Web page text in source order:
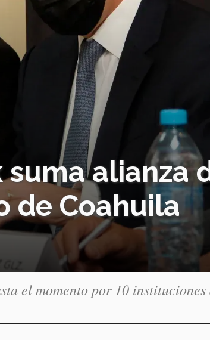
alianza
de Coahuila
el momento por 10 instituciones